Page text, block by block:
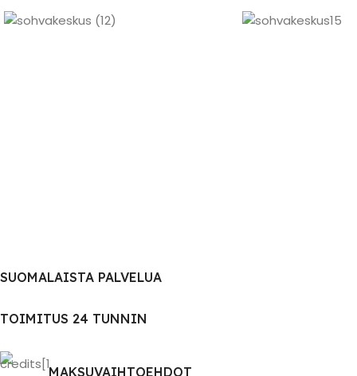
SUOMALAISTA PALVELUA
TOIMITUS 24 TUNNIN
MAKSUVAIHTOEHDOT